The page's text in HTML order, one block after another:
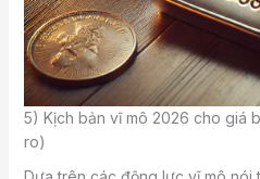
5) Kịch bản vĩ mô 2026 cho giá
ro)